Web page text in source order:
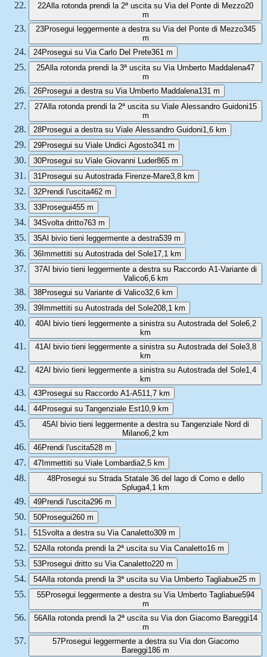
22Alla rotonda prendi la 2ª uscita su Via del Ponte di Mezzo20
m
23Prosegui leggermente a destra su Via del Ponte di Mezzo345
m
24Prosegui su Via Carlo Del Prete361 m
25Alla rotonda prendi la 3ª uscita su Via Umberto Maddalena47
m
26Prosegui a destra su Via Umberto Maddalena131 m
27Alla rotonda prendi la 2ª uscita su Viale Alessandro Guidoni15
m
28Prosegui a destra su Viale Alessandro Guidoni1,6 km
29Prosegui su Viale Undici Agosto341 m
30Prosegui su Viale Giovanni Luder865 m
31 Prosegui su Autostrada Firenze-Mare3,8 km
32Prendi l'uscita462 m
33Prosegui455 m
34Svolta dritto763 m
35Al bivio tieni leggermente a destra539 m
36Immettiti su Autostrada del Sole17,1 km
37Al bivio tieni leggermente a destra su Raccordo A1-Variante di
Valico6,6 km
38Prosegui su Variante di Valico32,6 km
39Immettiti su Autostrada del Sole208,1 km
40Al bivio tieni leggermente a sinistra su Autostrada del Sole6,2
km
41Al bivio tieni leggermente a sinistra su Autostrada del Sole3,8
km
42Al bivio tieni leggermente a sinistra su Autostrada del Sole1,4
km
43Prosegui su Raccordo A1-A51 1,7 km
44Prosegui su Tangenziale Est10,9 km
45Al bivio tieni leggermente a destra su Tangenziale Nord di
Milano6,2 km
46Prendi l'uscita528 m
47Immettiti su Viale Lombardia2,5 km
48Prosegui su Strada Statale 36 del lago di Como e dello
Spluga4,1 km
49Prendi l'uscita296 m
50Prosegui260 m
51Svolta a destra su Via Canaletto309 m
52Alla rotonda prendi la 2ª uscita su Via Canaletto16 m
53Prosegui dritto su Via Canaletto220 m
54Alla rotonda prendi la 3ª uscita su Via Umberto Tagliabue25 m
55Prosegui leggermente a destra su Via Umberto Tagliabue594
m
56Alla rotonda prendi la 2ª uscita su Via don Giacomo Bareggi14
m
57Prosegui leggermente a destra su Via don Giacomo
Bareggi186 m